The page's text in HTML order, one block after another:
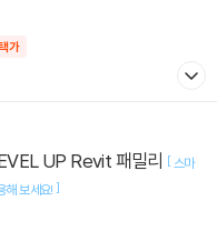
가
UP Revit 패밀리 [ 스마
해 보세요! ]